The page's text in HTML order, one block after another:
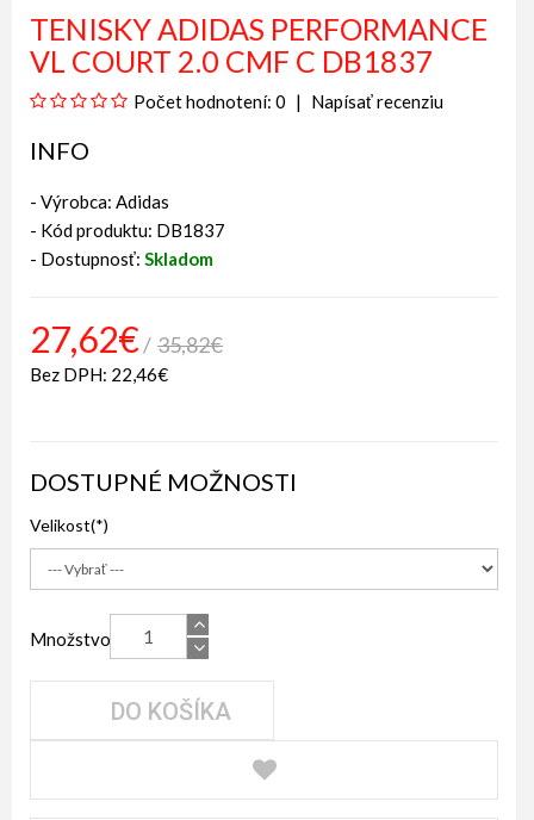
TENISKY ADIDAS PERFORMANCE
VL COURT 2.0 CMF C DB1837
Počet hodnotení: 0 Napísať recenziu
INFO
- Výrobca: Adidas
- Kód produktu: DB1837
- Dostupnosť: Skladom
27,62€ 35,82€
Bez DPH: 22,46€
DOSTUPNÉ MOŽNOSTI
Velikost
Množstvo
DO KOŠÍKA